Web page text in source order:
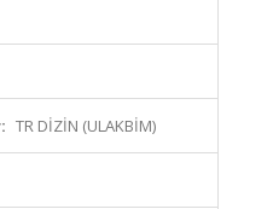
TR DİZİN (ULAKBİM)